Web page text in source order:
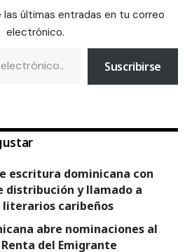
últimas entradas en tu correo
electrónico.
Suscribirse
escritura dominicana con
distribución y llamado a
caribeños
abre nominaciones al
del Emigrante